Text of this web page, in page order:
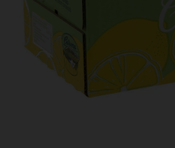
PROMOTIES